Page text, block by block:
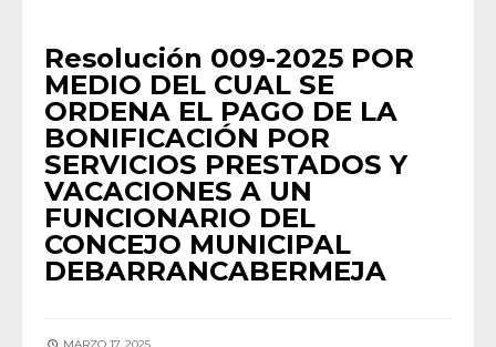
Resolución 009-2025 POR
MEDIO DEL CUAL SE
ORDENA EL PAGO DE LA
BONIFICACIÓN POR
SERVICIOS PRESTADOS Y
VACACIONES A UN
FUNCIONARIO DEL
CONCEJO MUNICIPAL
DEBARRANCABERMEJA